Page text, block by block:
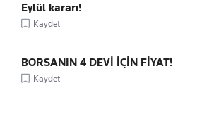
Eylül kararı!
Kaydet
BORSANIN 4 DEVİ İÇİN FİYAT!
Kaydet